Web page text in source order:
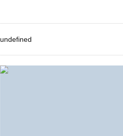
undefined